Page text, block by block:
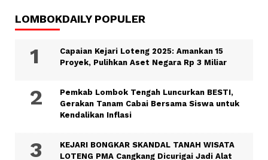
LOMBOKDAILY POPULER
Capaian Kejari Loteng 2025: Amankan 15
Proyek, Pulihkan Aset Negara Rp 3 Miliar
Pemkab Lombok Tengah Luncurkan BESTI,
Gerakan Tanam Cabai Bersama Siswa untuk
Kendalikan Inflasi
KEJARI BONGKAR SKANDAL TANAH WISATA
LOTENG PMA Cangkang Dicurigai Jadi Alat